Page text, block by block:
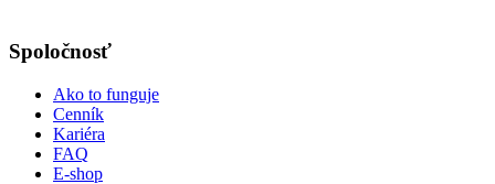
Spoločnosť
Ako to funguje
Cenník
Kariéra
FAQ
E-shop